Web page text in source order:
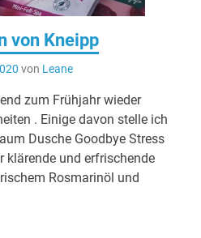
von Kneipp
von Leane
zum Frühjahr wieder
. Einige davon stelle ich
Dusche Goodbye Stress
klärende und erfrischende
Rosmarinöl und